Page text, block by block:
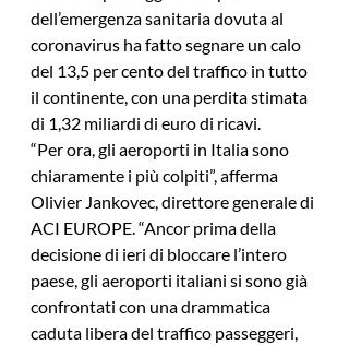
dell’emergenza sanitaria dovuta al
coronavirus ha fatto segnare un calo
del 13,5 per cento del traffico in tutto
il continente, con una perdita stimata
di 1,32 miliardi di euro di ricavi.
“Per ora, gli aeroporti in Italia sono
chiaramente i più colpiti”, afferma
Olivier Jankovec, direttore generale di
ACI EUROPE. “Ancor prima della
decisione di ieri di bloccare l’intero
paese, gli aeroporti italiani si sono già
confrontati con una drammatica
caduta libera del traffico passeggeri,